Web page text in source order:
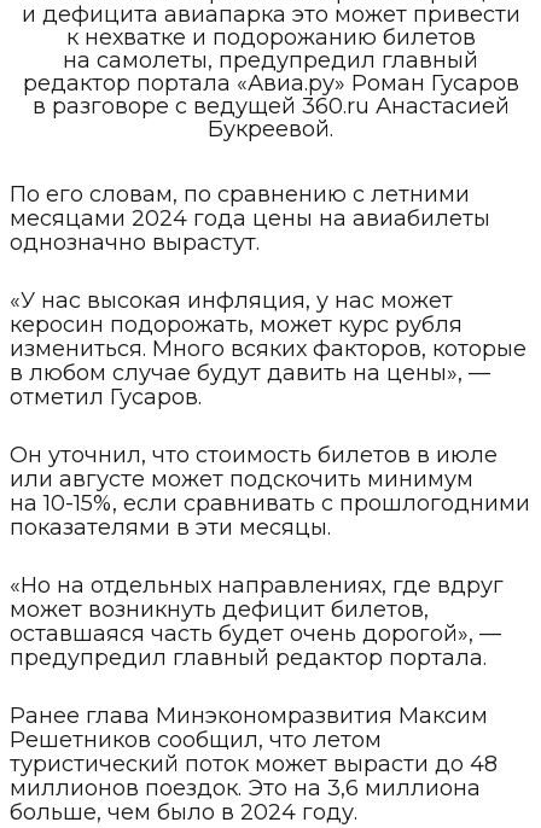
и дефицита авиапарка это может привести
к нехватке и подорожанию билетов
на самолеты, предупредил главный
редактор портала «Авиа.ру» Роман Гусаров
в разговоре с ведущей 360.ru Анастасией
Букреевой.
По его словам, по сравнению с летними
месяцами 2024 года цены на авиабилеты
однозначно вырастут.
«У нас высокая инфляция, у нас может
керосин подорожать, может курс рубля
измениться. Много всяких факторов, которые
в любом случае будут давить на цены», —
отметил Гусаров.
Он уточнил, что стоимость билетов в июле
или августе может подскочить минимум
на 10-15%, если сравнивать с прошлогодними
показателями в эти месяцы.
«Но на отдельных направлениях, где вдруг
может возникнуть дефицит билетов,
оставшаяся часть будет очень дорогой», —
предупредил главный редактор портала.
Ранее глава Минэкономразвития Максим
Решетников сообщил, что летом
туристический поток может вырасти до 48
миллионов поездок. Это на 3,6 миллиона
больше, чем было в 2024 году.